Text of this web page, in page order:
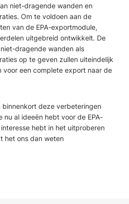
niet-dragende wanden en
Om te voldoen aan de
van de EPA-exportmodule,
uitgebreid ontwikkelt. De
dragende wanden als
op te geven zullen uiteindelijk
voor een complete export naar de
binnenkort deze verbeteringen
nu al ideeën hebt voor de EPA-
hebt in het uitproberen
het ons dan weten